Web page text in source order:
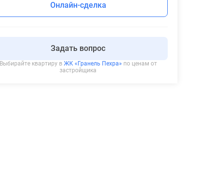
Онлайн-сделка
Задать вопрос
Выбирайте квартиру в ЖК «Гранель Пехра» по ценам от
застройщика